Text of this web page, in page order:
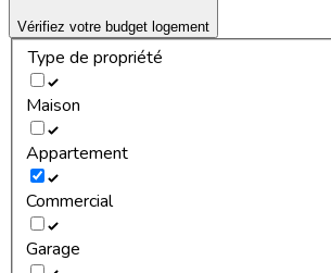
Vérifiez votre budget logement
Type de propriété
Maison
Appartement
Commercial
Garage